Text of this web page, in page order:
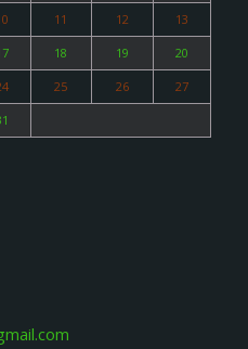
11 12 13
18 19 20
25 26 27